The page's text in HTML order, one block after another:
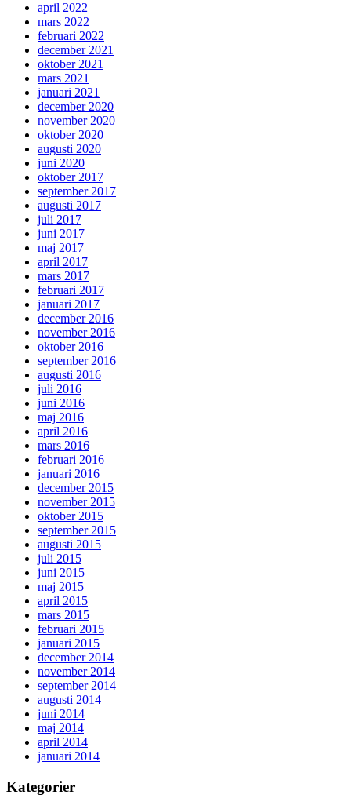
april 2022
mars 2022
februari 2022
december 2021
oktober 2021
mars 2021
januari 2021
december 2020
november 2020
oktober 2020
augusti 2020
juni 2020
oktober 2017
september 2017
augusti 2017
juli 2017
juni 2017
maj 2017
april 2017
mars 2017
februari 2017
januari 2017
december 2016
november 2016
oktober 2016
september 2016
augusti 2016
juli 2016
juni 2016
maj 2016
april 2016
mars 2016
februari 2016
januari 2016
december 2015
november 2015
oktober 2015
september 2015
augusti 2015
juli 2015
juni 2015
maj 2015
april 2015
mars 2015
februari 2015
januari 2015
december 2014
november 2014
september 2014
augusti 2014
juni 2014
maj 2014
april 2014
januari 2014
Kategorier